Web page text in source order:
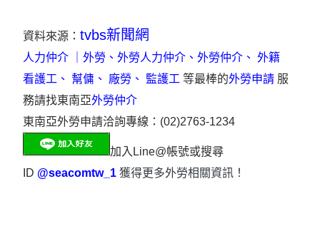
資料來源：tvbs新聞網
人力仲介 ｜外勞 、外勞人力仲介 、外勞仲介 、外籍
看護工 、 幫傭 、 廠勞 、 監護工 等最棒的外勞申請 服
務請找東南亞外勞仲介
東南亞外勞申請洽詢專線：(02)2763-1234
加入Line@帳號或搜尋
ID @seacomtw_1 獲得更多外勞相關資訊！